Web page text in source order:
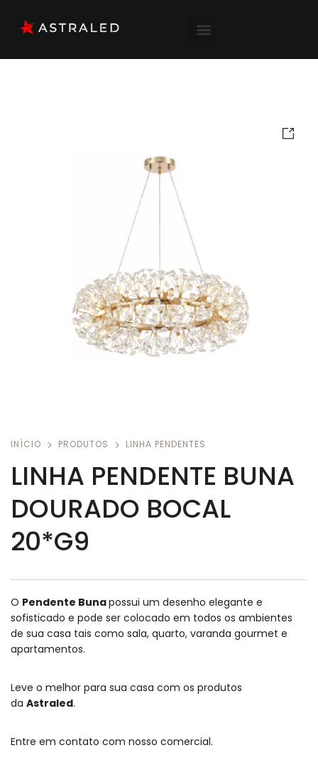
INÍCIO PRODUTOS LINHA PENDENTES
LINHA PENDENTE BUNA
DOURADO BOCAL
20*G9
O Pendente Bunapossui um desenho elegante e
sofisticado e pode ser colocado em todos os ambientes
de sua casa tais como sala, quarto, varanda gourmet e
apartamentos.
Leve o melhor para sua casa com os produtos
da Astraled.
Entre em contato com nosso comercial.